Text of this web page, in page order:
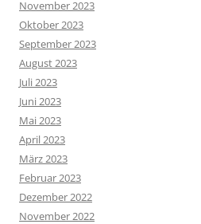
November 2023
Oktober 2023
September 2023
August 2023
Juli 2023
Juni 2023
Mai 2023
April 2023
März 2023
Februar 2023
Dezember 2022
November 2022